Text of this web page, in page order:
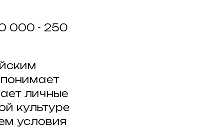
000 - 250
личные
культуре
условия